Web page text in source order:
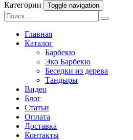
Категории Toggle navigation
Главная
Каталог
Барбекю
Эко Барбекю
Беседки из дерева
Тандыры
Видео
Блог
Статьи
Оплата
Доставка
Контакты